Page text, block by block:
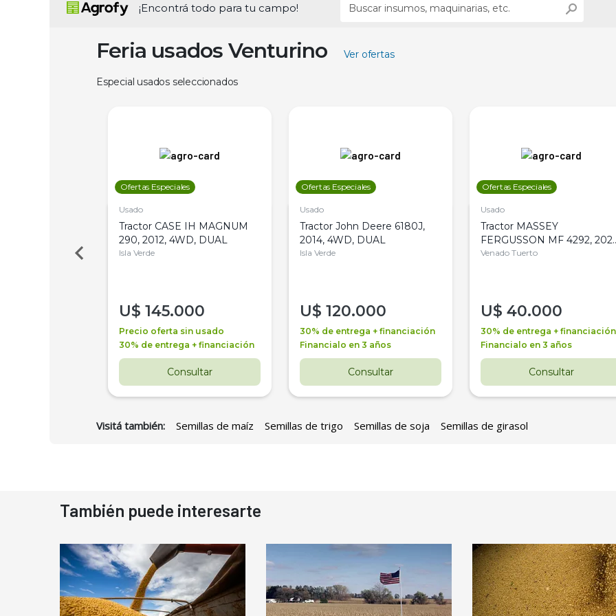
¡Encontrá todo para tu campo!
Feria usados Venturino Ver ofertas
Especial usados seleccionados
Ofertas Especiales
Usado
Tractor CASE IH MAGNUM
290, 2012, 4WD, DUAL
Isla Verde
U$ 145.000
Precio oferta sin usado
30% de entrega + financiación
Consultar
Ofertas Especiales
Usado
Tractor John Deere 6180J,
2014, 4WD, DUAL
Isla Verde
U$ 120.000
30% de entrega + financiación
Financialo en 3 años
Consultar
Ofertas Especiales
Usado
Tractor MASSEY
FERGUSSON MF 4292,
4WD, PATON
Venado Tuerto
U$ 40.000
30% de entrega + financiación
Financialo en 3 años
Consultar
Visitá también: Semillas de maíz Semillas de trigo Semillas de soja Semillas de girasol
También puede interesarte